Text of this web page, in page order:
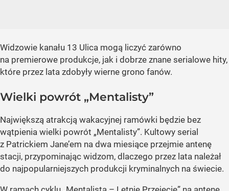
Widzowie kanału 13 Ulica mogą liczyć zarówno
na premierowe produkcje, jak i dobrze znane serialowe hity,
które przez lata zdobyły wierne grono fanów.
Wielki powrót „Mentalisty”
Największą atrakcją wakacyjnej ramówki będzie bez
wątpienia wielki powrót „Mentalisty”. Kultowy serial
z Patrickiem Jane’em na dwa miesiące przejmie antenę
stacji, przypominając widzom, dlaczego przez lata należał
do najpopularniejszych produkcji kryminalnych na świecie.